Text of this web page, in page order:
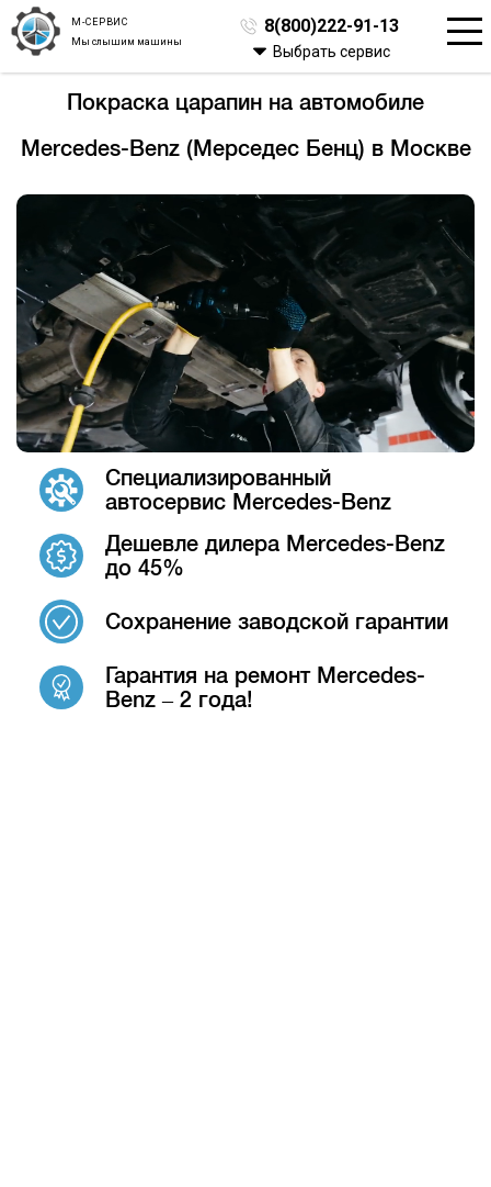
М-СЕРВИС
Мы слышим машины
8(800)222-91-13
Выбрать сервис
Покраска царапин на автомобиле
Mercedes-Benz (Мерседес Бенц) в Москве
Специализированный
автосервис Mercedes-Benz
Дешевле дилера Mercedes-Benz
до 45%
Сохранение заводской гарантии
Гарантия на ремонт Mercedes-
Benz – 2 года!